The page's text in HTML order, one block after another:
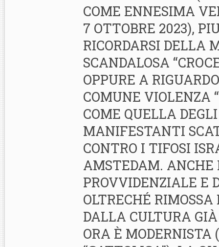
COME ENNESIMA
7 OTTOBRE 2023),
RICORDARSI DELLA
SCANDALOSA
OPPURE A
COMUNE VIOLENZA
COME QUELLA
MANIFESTANTI
CONTRO I TIFOSI
AMSTEDAM.
PROVVIDENZIALE E
OLTRECHÉ
DALLA CULTURA
ORA È MODERNISTA